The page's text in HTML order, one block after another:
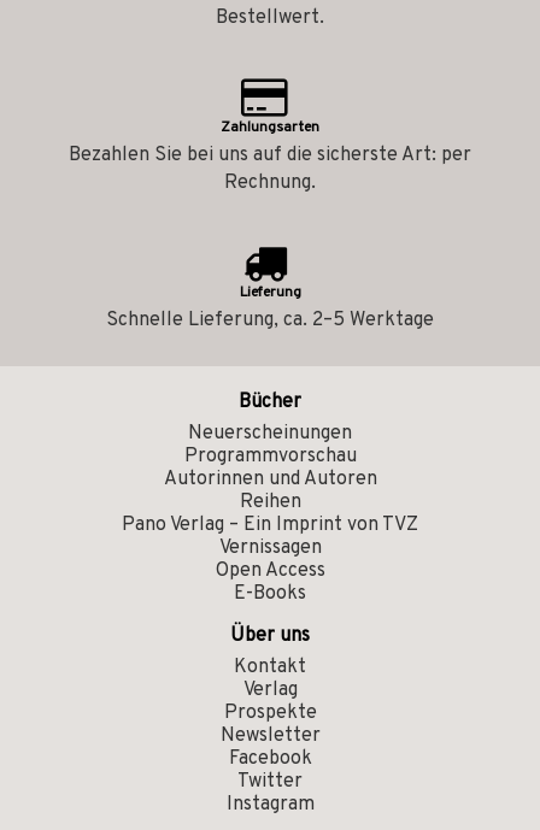
Bestellwert.
Zahlungsarten
Bezahlen Sie bei uns auf die sicherste Art: per
Rechnung.
Lieferung
Schnelle Lieferung, ca. 2–5 Werktage
Bücher
Neuerscheinungen
Programmvorschau
Autorinnen und Autoren
Reihen
Pano Verlag – Ein Imprint von TVZ
Vernissagen
Open Access
E-Books
Über uns
Kontakt
Verlag
Prospekte
Newsletter
Facebook
Twitter
Instagram